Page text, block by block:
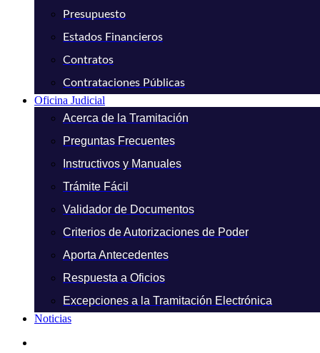
Presupuesto
Estados Financieros
Contratos
Contrataciones Públicas
Oficina Judicial
Acerca de la Tramitación
Preguntas Frecuentes
Instructivos y Manuales
Trámite Fácil
Validador de Documentos
Criterios de Autorizaciones de Poder
Aporta Antecedentes
Respuesta a Oficios
Excepciones a la Tramitación Electrónica
Noticias